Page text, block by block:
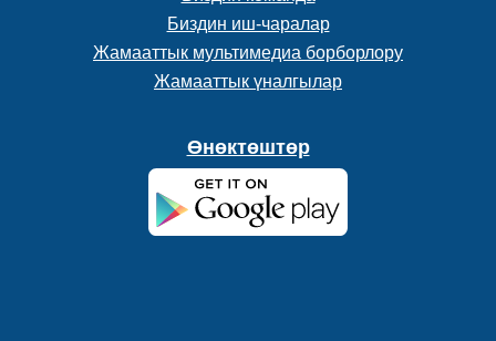
Биздин иш-чаралар
Жамааттык мультимедиа борборлору
Жамааттык үналгылар
Өнөктөштөр